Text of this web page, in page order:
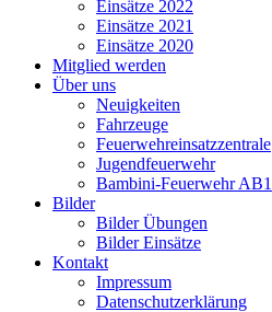
Einsätze 2022
Einsätze 2021
Einsätze 2020
Mitglied werden
Über uns
Neuigkeiten
Fahrzeuge
Feuerwehreinsatzzentrale
Jugendfeuerwehr
Bambini-Feuerwehr AB1
Bilder
Bilder Übungen
Bilder Einsätze
Kontakt
Impressum
Datenschutzerklärung